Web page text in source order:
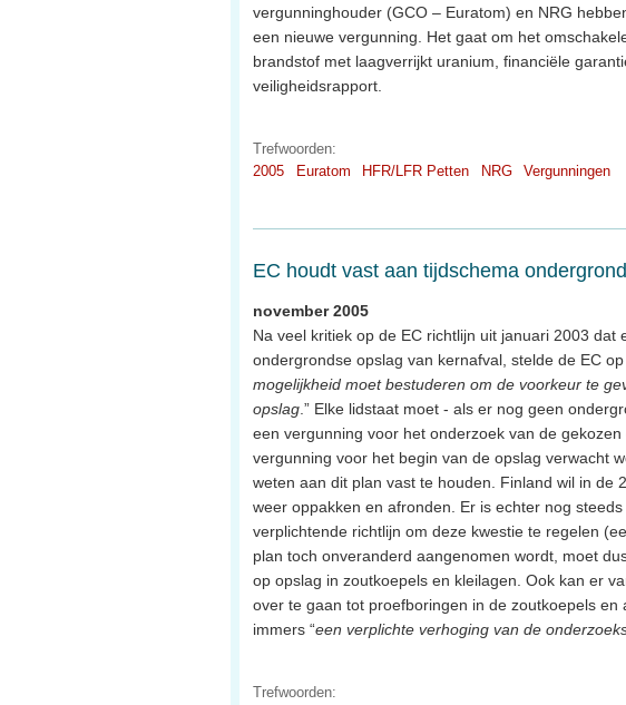
vergunninghouder (GCO – Euratom) en NRG
een nieuwe vergunning. Het gaat om het
brandstof met laagverrijkt uranium, financiële
veiligheidsrapport.
Trefwoorden:
2005
Euratom HFR/LFR Petten NRG Vergunningen
EC houdt vast aan tijdschema
november 2005
Na veel kritiek op de EC richtlijn uit januari 2003
ondergrondse opslag van kernafval, stelde de EC
mogelijkheid moet bestuderen om de voorkeur te
opslag .” Elke lidstaat moet - als er nog geen
een vergunning voor het onderzoek van de
vergunning voor het begin van de opslag verwacht
weten aan dit plan vast te houden. Finland wil in de
weer oppakken en afronden. Er is echter nog
verplichtende richtlijn om deze kwestie te regelen
plan toch onveranderd aangenomen wordt, moet
op opslag in zoutkoepels en kleilagen. Ook kan er
over te gaan tot proefboringen in de zoutkoepels
immers “een verplichte verhoging van de
Trefwoorden: